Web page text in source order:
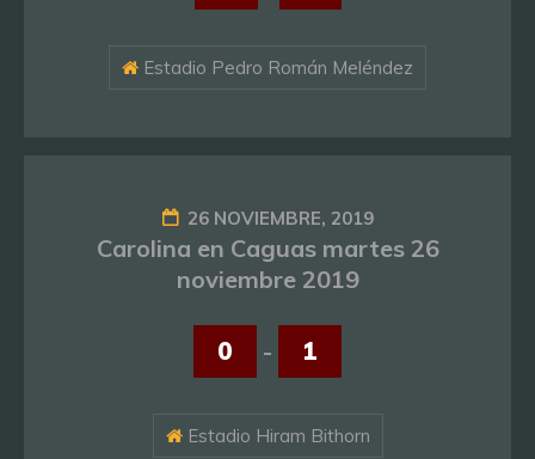
Estadio Pedro Román Meléndez
26 NOVIEMBRE, 2019
Carolina en Caguas martes 26
noviembre 2019
0 - 1
Estadio Hiram Bithorn